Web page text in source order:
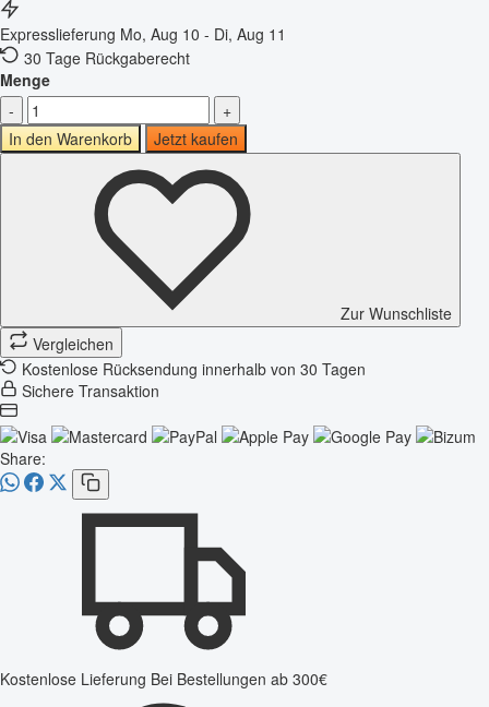
Expresslieferung Mo, Aug 10 - Di, Aug 11
30 Tage Rückgaberecht
Menge
-
+
In den Warenkorb
Jetzt kaufen
Zur Wunschliste
Vergleichen
Kostenlose Rücksendung innerhalb von 30 Tagen
Sichere Transaktion
Share:
Kostenlose Lieferung Bei Bestellungen ab 300€